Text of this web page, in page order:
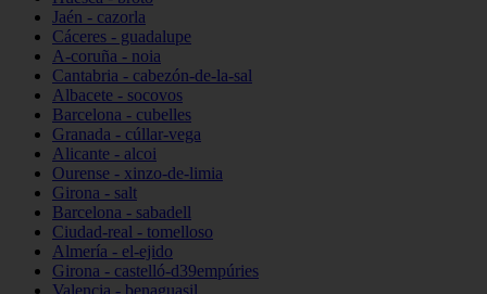
Jaén - cazorla
Cáceres - guadalupe
A-coruña - noia
Cantabria - cabezón-de-la-sal
Albacete - socovos
Barcelona - cubelles
Granada - cúllar-vega
Alicante - alcoi
Ourense - xinzo-de-limia
Girona - salt
Barcelona - sabadell
Ciudad-real - tomelloso
Almería - el-ejido
Girona - castelló-d39empúries
Valencia - benaguasil